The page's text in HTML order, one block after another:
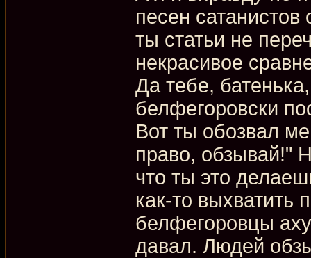
песен сатанистов
ты статьи не
некрасивое
Да тебе,
белфегоровски
Вот ты обозвал
право, обзывай!"
что ты это
как-то выхватить
белфегоровцы
давал. Людей